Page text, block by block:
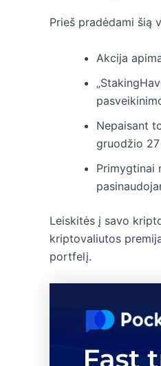
Prieš pradėdami šią
Akcija
Nepaisant
gruodžio 27
Primygtinai
Leiskitės į savo
kriptovaliutos
portfelį.